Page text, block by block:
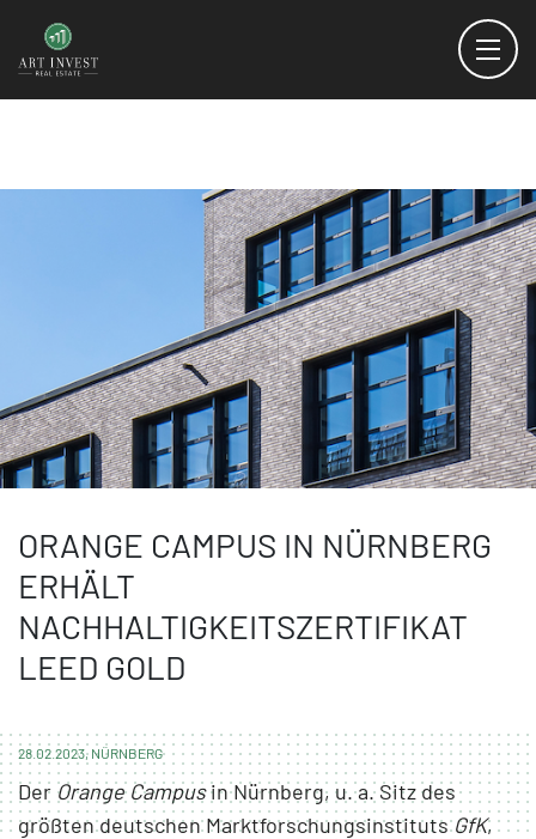
ORANGE CAMPUS IN NÜRNBERG
ERHÄLT
NACHHALTIGKEITSZERTIFIKAT
LEED GOLD
28.02.2023, NÜRNBERG
Der Orange Campusin Nürnberg, u. a. Sitz des
größten deutschen MarktforschungsinstitutsGfK,